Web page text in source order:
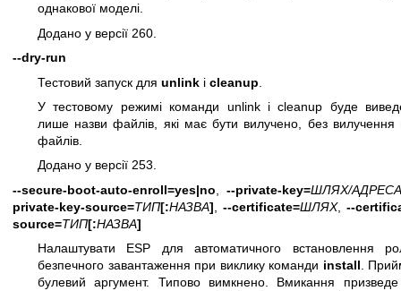
однакової моделі.
Додано у версії 260.
--dry-run
Тестовий запуск для unlink і cleanup
У тестовому режимі команди unlink і cleanup буде
лише назви файлів, які має бути вилучено, без вилучення
файлів.
Додано у версії 253.
--secure-boot-auto-enroll=yes|no
--private-key=ШЛЯХ/АДРЕСА
private-key-source=ТИП[:НАЗВА] --certificate=ШЛЯХ, --
source=ТИП[:НАЗВА]
Налаштувати ESP для автоматичного встановлення
безпечного завантаження при виклику команди install .
булевий аргумент. Типово вимкнено. Вмикання